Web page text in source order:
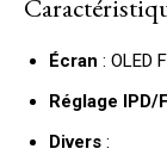
Écran : OLED
Réglage IPD/
Divers :